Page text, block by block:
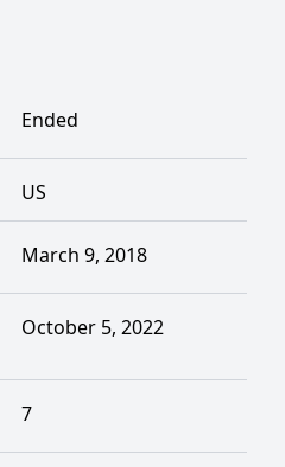
Ended
US
March 9, 2018
October 5, 2022
7